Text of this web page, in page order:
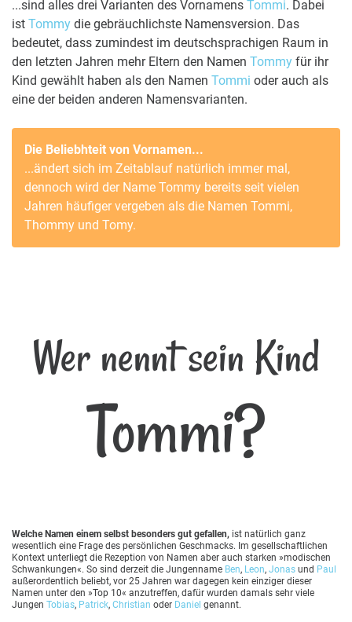
...sind alles drei Varianten des Vornamens Tommi. Dabei
ist Tommy die gebräuchlichste Namensversion. Das
bedeutet, dass zumindest im deutschsprachigen Raum in
den letzten Jahren mehr Eltern den Namen Tommy für ihr
Kind gewählt haben als den Namen Tommi oder auch als
eine der beiden anderen Namensvarianten.
Die Beliebhteit von Vornamen...
...ändert sich im Zeitablauf natürlich immer mal,
dennoch wird der Name Tommy bereits seit vielen
Jahren häufiger vergeben als die Namen Tommi,
Thommy und Tomy.
Wer nennt sein Kind
Tommi?
Welche Namen einem selbst besonders gut gefallen, ist natürlich ganz
wesentlich eine Frage des persönlichen Geschmacks. Im gesellschaftlichen
Kontext unterliegt die Rezeption von Namen aber auch starken »modischen
Schwankungen«. So sind derzeit die Jungenname Ben, Leon, Jonas und Paul
außerordentlich beliebt, vor 25 Jahren war dagegen kein einziger dieser
Namen unter den »Top 10« anzutreffen, dafür wurden damals sehr viele
Jungen Tobias, Patrick, Christian oder Daniel genannt.